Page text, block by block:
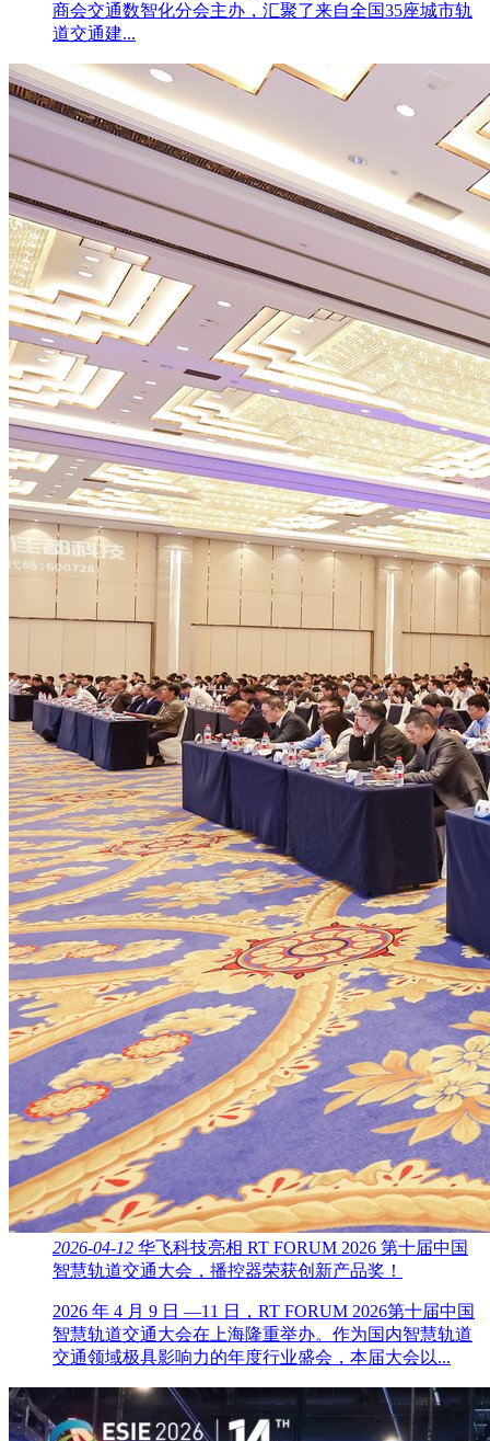
商会交通数智化分会主办，汇聚了来自全国35座城市轨
道交通建...
2026-04-12 华飞科技亮相 RT FORUM 2026 第十届中国
智慧轨道交通大会，播控器荣获创新产品奖！
2026 年 4 月 9 日 —11 日，RT FORUM 2026第十届中国
智慧轨道交通大会在上海隆重举办。作为国内智慧轨道
交通领域极具影响力的年度行业盛会，本届大会以...